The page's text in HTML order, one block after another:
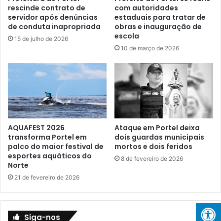
ô
n
i
c
o
B
B
2
4
ç
ã
o
n
r
r
n
c
a
d
ã
o
d
e
a
rescinde contrato de
servidor após denúncias
de conduta inapropriada
15 de julho de 2026
com autoridades
estaduais para tratar de
obras e inauguração de
escola
10 de março de 2026
AQUAFEST 2026
transforma Portel em
palco do maior festival de
esportes aquáticos do
Norte
21 de fevereiro de 2026
Ataque em Portel deixa
dois guardas municipais
mortos e dois feridos
8 de fevereiro de 2026
Siga-nos